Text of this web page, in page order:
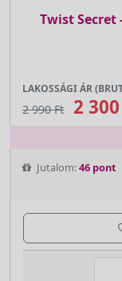
Twist Secret
LAKOSSÁGI ÁR
2 990 Ft 2
Jutalom:46 pont